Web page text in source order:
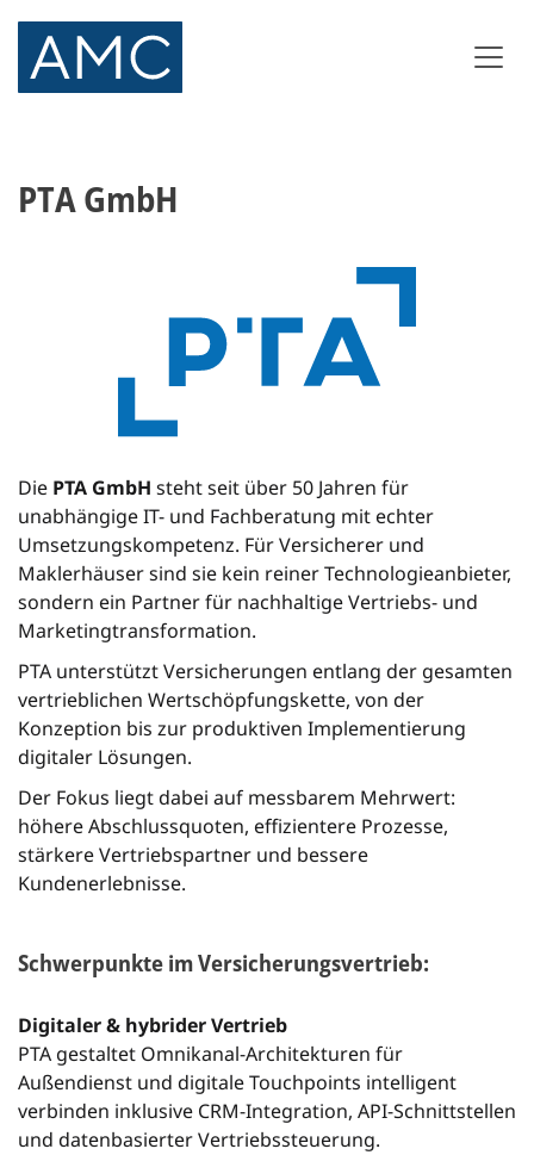
PTA GmbH
Die PTA GmbH steht seit über 50 Jahren für
unabhängige IT- und Fachberatung mit echter
Umsetzungskompetenz. Für Versicherer und
Maklerhäuser sind sie kein reiner Technologieanbieter,
sondern ein Partner für nachhaltige Vertriebs- und
Marketingtransformation.
PTA unterstützt Versicherungen entlang der gesamten
vertrieblichen Wertschöpfungskette, von der
Konzeption bis zur produktiven Implementierung
digitaler Lösungen.
Der Fokus liegt dabei auf messbarem Mehrwert:
höhere Abschlussquoten, effizientere Prozesse,
stärkere Vertriebspartner und bessere
Kundenerlebnisse.
Schwerpunkte im Versicherungsvertrieb:
Digitaler & hybrider Vertrieb
PTA gestaltet Omnikanal-Architekturen für
Außendienst und digitale Touchpoints intelligent
verbinden inklusive CRM-Integration, API-Schnittstellen
und datenbasierter Vertriebssteuerung.